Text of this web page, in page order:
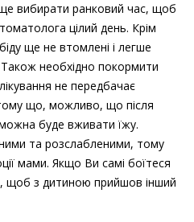
вибирати ранковий час, щоб
цілий день. Крім
ще не втомлені і легше
необхідно покормити
не передбачає
що, можливо, що після
буде вживати їжу.
та розслабленими, тому
мами. Якщо Ви самі боїтеся
щоб з дитиною прийшов інший